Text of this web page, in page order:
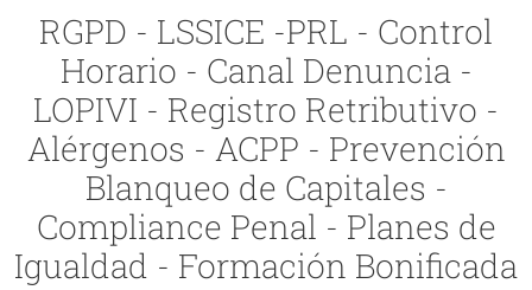
RGPD - LSSICE -PRL - Control
Horario - Canal Denuncia -
LOPIVI - Registro Retributivo -
Alérgenos - ACPP - Prevención
Blanqueo de Capitales -
Compliance Penal - Planes de
Igualdad - Formación Bonificada